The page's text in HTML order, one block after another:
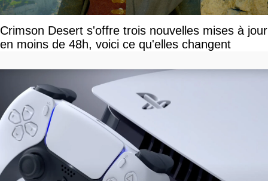
Crimson Desert s'offre trois nouvelles mises à jour
en moins de 48h, voici ce qu'elles changent